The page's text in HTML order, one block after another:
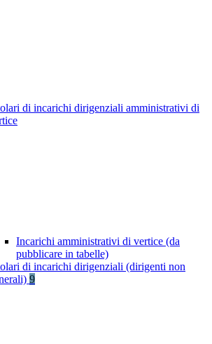
di incarichi dirigenziali amministrativi di
Incarichi amministrativi di vertice (da
pubblicare in tabelle)
di incarichi dirigenziali (dirigenti non
9